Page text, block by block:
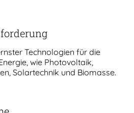
Technologien für die
wie Photovoltaik,
Solartechnik und Biomasse.